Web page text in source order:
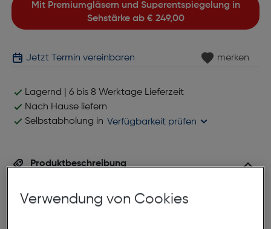
Mit Premiumgläsern und Superentspiegelung in
Sehstärke ab € 249,00
Jetzt Termin vereinbaren merken
Lagernd | 6 bis 8 Werktage Lieferzeit
Nach Hause liefern
Selbstabholung in Verfügbarkeit prüfen
Produktbeschreibung
T726-001
Verwendung von Cookies